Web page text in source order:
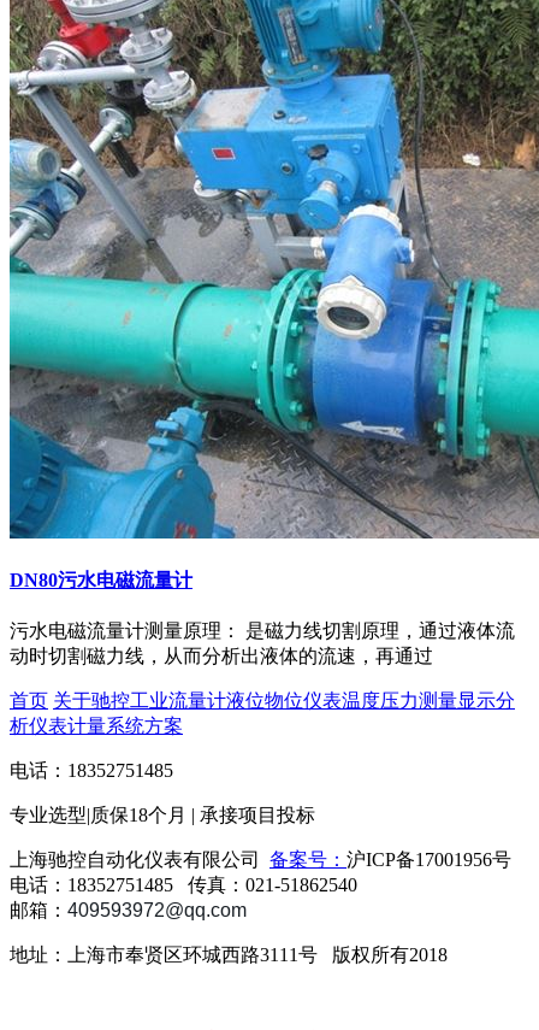
DN80污水电磁流量计
污水电磁流量计测量原理： 是磁力线切割原理，通过液体流
动时切割磁力线，从而分析出液体的流速，再通过
首页 关于驰控工业流量计液位物位仪表温度压力测量显示分
析仪表计量系统方案
电话： 18352751485
专业选型|质保18个月 | 承接项目投标
上海驰控自动化仪表有限公司 备案号： 沪ICP备17001956号
电话：18352751485 传真：021-51862540
邮箱： 409593972@qq.com
地址：上海市奉贤区环城西路3111号 版权所有2018